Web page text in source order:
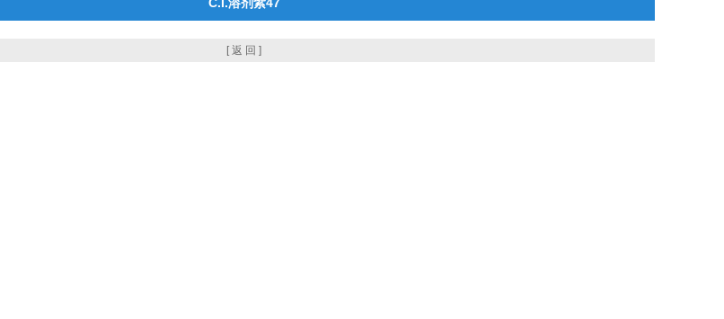
[ 返 回 ]